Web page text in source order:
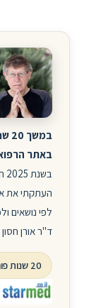
באתר
העתקתי את
לפי נושאים
ד"ר אורן חסון
20 שנות פורום, עשרות אלפי שאלות ותשובות